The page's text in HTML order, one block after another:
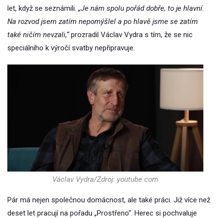
let, když se seznámili. „Je nám spolu pořád dobře, to je hlavní.
Na rozvod jsem zatím nepomýšlel a po hlavě jsme se zatím
také ničím nevzali,“prozradil Václav Vydra s tím, že se nic
speciálního k výročí svatby nepřipravuje.
Václav Vydra/Zdroj: youtube.com
Pár má nejen společnou domácnost, ale také práci. Již více než
deset let pracují na pořadu „Prostřeno“. Herec si pochvaluje